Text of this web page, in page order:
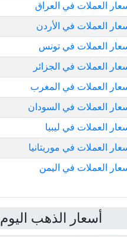
العملات في العراق
العملات في الأردن
العملات في تونس
العملات في الجزائر
العملات في المغرب
العملات في السودان
العملات في ليبيا
العملات في موريتانيا
العملات في اليمن
أسعار الذهب اليوم